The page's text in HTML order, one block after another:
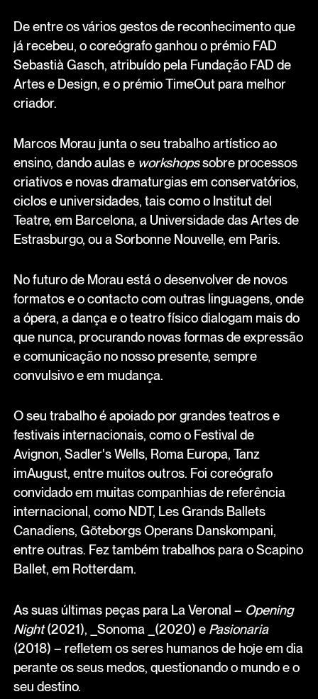
De entre os vários gestos de reconhecimento que
já recebeu, o coreógrafo ganhou o prémio FAD
Sebastià Gasch, atribuído pela Fundação FAD de
Artes e Design, e o prémio TimeOut para melhor
criador.
Marcos Morau junta o seu trabalho artístico ao
ensino, dando aulas e workshopssobre processos
criativos e novas dramaturgias em conservatórios,
ciclos e universidades, tais como o Institut del
Teatre, em Barcelona, a Universidade das Artes de
Estrasburgo, ou a Sorbonne Nouvelle, em Paris.
No futuro de Morau está o desenvolver de novos
formatos e o contacto com outras linguagens, onde
a ópera, a dança e o teatro físico dialogam mais do
que nunca, procurando novas formas de expressão
e comunicação no nosso presente, sempre
convulsivo e em mudança.
O seu trabalho é apoiado por grandes teatros e
festivais internacionais, como o Festival de
Avignon, Sadler's Wells, Roma Europa, Tanz
imAugust, entre muitos outros. Foi coreógrafo
convidado em muitas companhias de referência
internacional, como NDT, Les Grands Ballets
Canadiens, Göteborgs Operans Danskompani,
entre outras. Fez também trabalhos para o Scapino
Ballet, em Rotterdam.
As suas últimas peças para La Veronal – Opening
Night(2021), _Sonoma _(2020) e Pasionaria
(2018) – refletem os seres humanos de hoje em dia
perante os seus medos, questionando o mundo e o
seu destino.